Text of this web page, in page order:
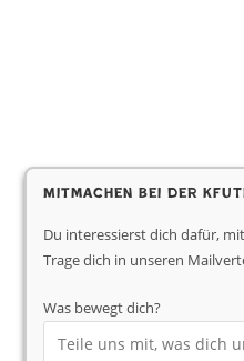
Mitmachen bei der
Du interessierst dich dafür,
Trage dich in unseren
Was bewegt dich?